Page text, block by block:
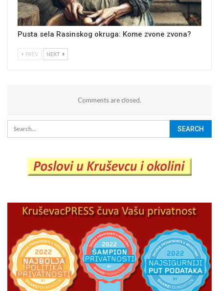
Pusta sela Rasinskog okruga: Kome zvone zvona?
PREV NEXT
Comments are closed.